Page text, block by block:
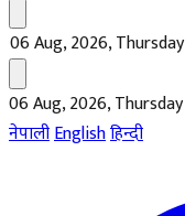
06 Aug, 2026, Thursday
06 Aug, 2026, Thursday
नेपालीEnglishहिन्दी